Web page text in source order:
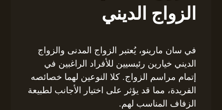
الزواج الديني
في سان مارينو، يُعتبر الزواج المدنى والزواج
الديني خيارين رئيسيين للأفراد الراغبين في
إتمام مراسم الزواج. كلا النوعين لهما خصائصه
الفريدة، مما قد يؤثر على اختيار الأجانب لطبيعة
الزفاف المناسب لهم.